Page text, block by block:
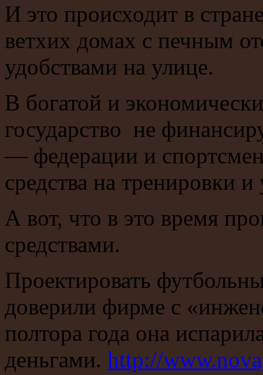
И это происходит в
ветхих домах с печным
удобствами на улице.
В богатой и
государство не
— федерации и
средства на тренировки
А вот, что в это время
средствами.
Проектировать
доверили фирме с
полтора года она
деньгами. http://